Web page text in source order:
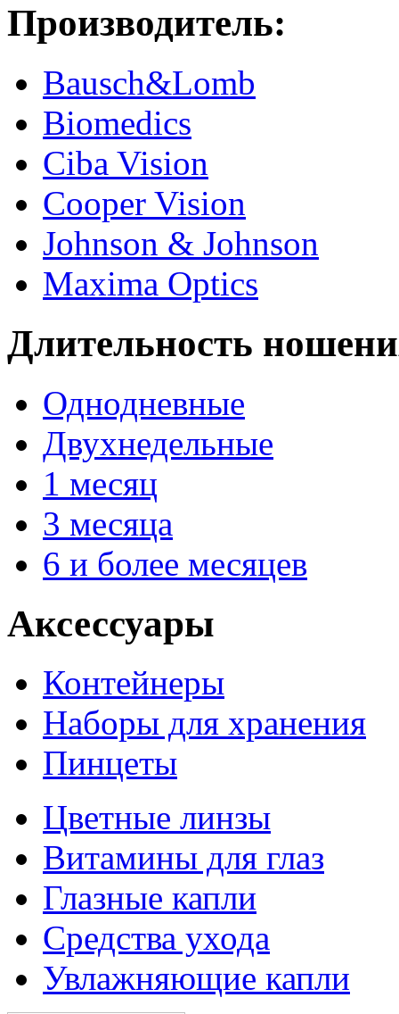
Производитель:
Bausch&Lomb
Biomedics
Ciba Vision
Cooper Vision
Johnson & Johnson
Maxima Optics
Длительность
Однодневные
Двухнедельные
1 месяц
3 месяца
6 и более месяцев
Аксессуары
Контейнеры
Наборы для хранения
Пинцеты
Цветные линзы
Витамины для глаз
Глазные капли
Средства ухода
Увлажняющие капли